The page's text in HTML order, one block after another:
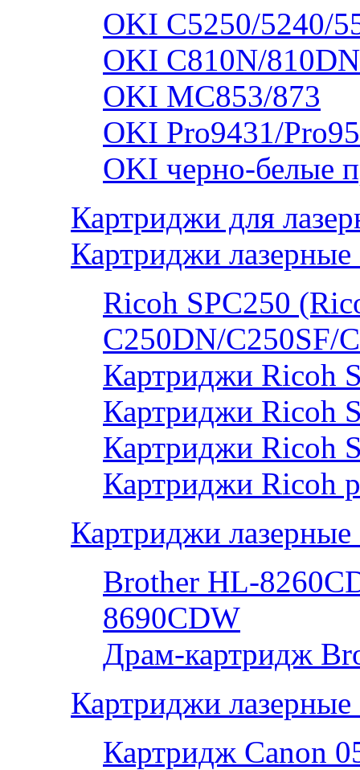
OKI C5250/5240/
OKI C810N/
OKI MC853/873
OKI Pro9431/
OKI черно-белые
Картриджи для
Картриджи
Ricoh SPC250
C250DN/C250SF/
Картриджи Ricoh
Картриджи Ricoh
Картриджи Ricoh
Картриджи Ricoh
Картриджи
Brother HL-
8690CDW
Драм-картридж
Картриджи лазерные
Картридж Canon